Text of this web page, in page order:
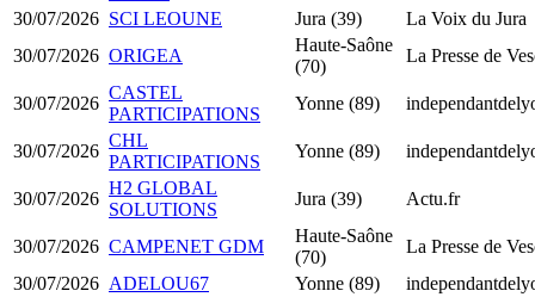
30/07/2026 SCI LEOUNE Jura (39)
La Voix du Jura
30/07/2026 ORIGEA
Haute-Saône
(70)
La Presse de
30/07/2026
CASTEL
PARTICIPATIONS
Yonne (89)
30/07/2026
CHL
PARTICIPATIONS
Yonne (89)
30/07/2026
H2 GLOBAL
SOLUTIONS
Jura (39) Actu.fr
30/07/2026 CAMPENET GDM
Haute-Saône
(70)
La Presse de
30/07/2026 ADELOU67 Yonne (89)